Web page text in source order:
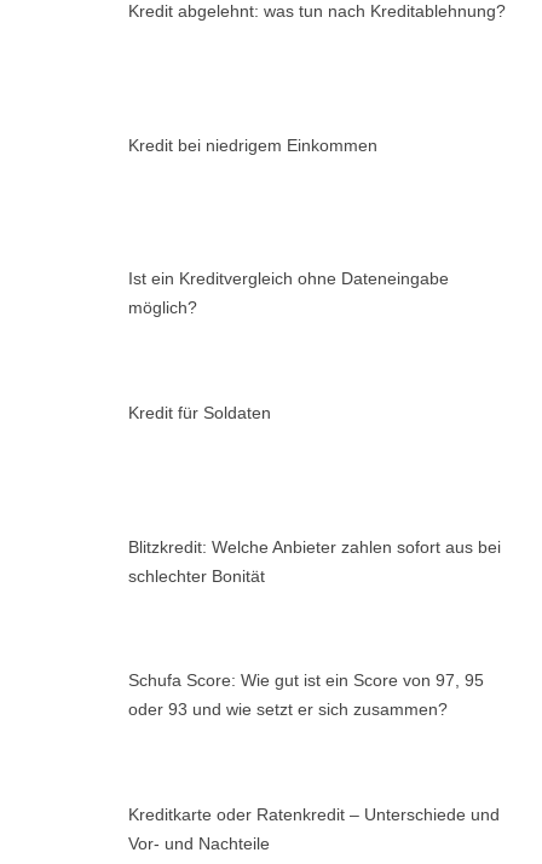
Kredit abgelehnt: was tun nach Kreditablehnung?
Kredit bei niedrigem Einkommen
Ist ein Kreditvergleich ohne Dateneingabe
möglich?
Kredit für Soldaten
Blitzkredit: Welche Anbieter zahlen sofort aus bei
schlechter Bonität
Schufa Score: Wie gut ist ein Score von 97, 95
oder 93 und wie setzt er sich zusammen?
Kreditkarte oder Ratenkredit – Unterschiede und
Vor- und Nachteile